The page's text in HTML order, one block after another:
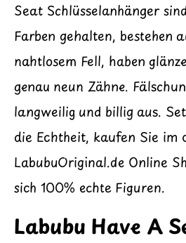
Seat Schlüsselanhänger
Farben gehalten, bestehen
nahtlosem Fell, haben
genau neun Zähne.
langweilig und billig aus.
die Echtheit, kaufen Sie im
LabubuOriginal.de Online
sich 100% echte Figuren.
Labubu Have A